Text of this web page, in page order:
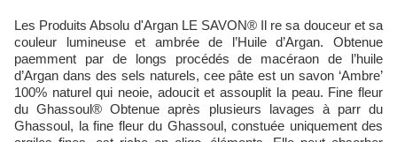
Les Produits Absolu d'Argan LE SAVON® Il re sa douceur et sa
couleur lumineuse et ambrée de l’Huile d’Argan. Obtenue
paemment par de longs procédés de macéraon de l’huile
d’Argan dans des sels naturels, cee pâte est un savon ‘Ambre’
100% naturel qui neoie, adoucit et assouplit la peau. Fine fleur
du Ghassoul® Obtenue après plusieurs lavages à parr du
Ghassoul, la fine fleur du Ghassoul, constuée uniquement des